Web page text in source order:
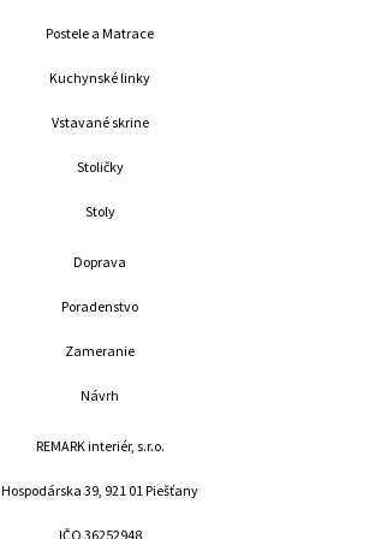
o
k
g
a
Postele a Matrace
Kuchynské linky
Vstavané skrine
Stoličky
Stoly
Doprava
Poradenstvo
Zameranie
Návrh
REMARK interiér, s.r.o.
Hospodárska 39, 921 01 Piešťany
IČO 36252948